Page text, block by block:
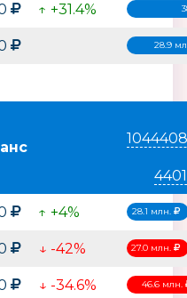
↑ +31.4%
28.9
↑ +4% 28.1 млн.
↓ -42% 27.0 млн.
↓ -34.6% 46.6 млн.